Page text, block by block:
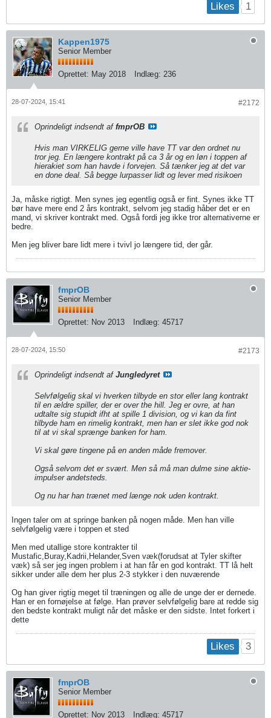
Likes 1
Kappen1975
Senior Member
Oprettet: May 2018 Indlæg: 236
#2172
28-07-2024, 15:41
Oprindeligt indsendt af fmprOB
Hvis man VIRKELIG gerne ville have TT var den ordnet nu
tror jeg. En længere kontrakt på ca 3 år og en løn i toppen af
hierakiet som han havde i forvejen. Så tænker jeg at det var
en done deal. Så begge lurpasser lidt og lever med risikoen
Ja, måske rigtigt. Men synes jeg egentlig også er fint. Synes ikke TT
bør have mere end 2 års kontrakt, selvom jeg stadig håber det er en
mand, vi skriver kontrakt med. Også fordi jeg ikke tror alternativerne er
bedre.
Men jeg bliver bare lidt mere i tvivl jo længere tid, der går.
fmprOB
Senior Member
Oprettet: Nov 2013 Indlæg: 45717
#2173
28-07-2024, 15:50
Oprindeligt indsendt af Jungledyret
Selvfølgelig skal vi hverken tilbyde en stor eller lang kontrakt
til en ældre spiller, der er over the hill. Jeg er ovre, at han
udtalte sig stupidt ifht at spille 1 division, og vi kan da fint
tilbyde ham en rimelig kontrakt, men han er slet ikke god nok
til at vi skal sprænge banken for ham.
Vi skal gøre tingene på en anden måde fremover.
Også selvom det er svært. Men så må man dulme sine aktie-
impulser andetsteds.
Og nu har han trænet med længe nok uden kontrakt.
Ingen taler om at springe banken på nogen måde. Men han ville
selvfølgelig være i toppen et sted
Men med utallige store kontrakter til
Mustafic,Buray,Kadrii,Helander,Sven væk(forudsat at Tyler skifter
væk) så ser jeg ingen problem i at han får en god kontrakt. TT lå helt
sikker under alle dem her plus 2-3 stykker i den nuværende
Og han giver rigtig meget til træningen og alle de unge der er dernede.
Han er en fornøjelse at følge. Han prøver selvfølgelig bare at redde sig
den bedste kontrakt muligt når det måske er den sidste. Intet forkert i
dette
Likes 3
fmprOB
Senior Member
Oprettet: Nov 2013 Indlæg: 45717